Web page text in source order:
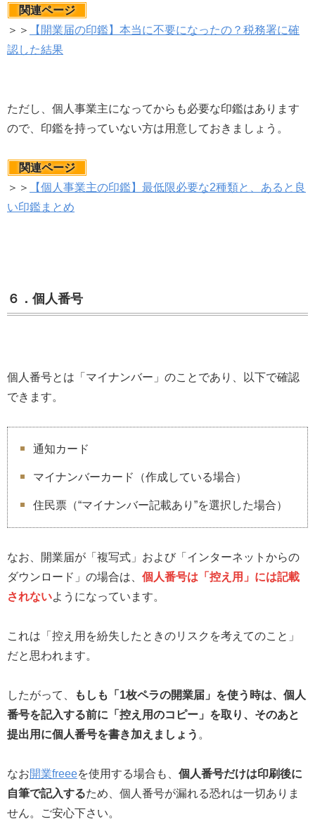
関連ページ
＞＞
【開業届の印鑑】本当に不要になったの？税務署に確
認した結果
ただし、個人事業主になってからも必要な印鑑はあります
ので、印鑑を持っていない方は用意しておきましょう。
関連ページ
＞＞
【個人事業主の印鑑】最低限必要な2種類と、あると良
い印鑑まとめ
６．個人番号
個人番号とは「マイナンバー」のことであり、以下で確認
できます。
通知カード
マイナンバーカード（作成している場合）
住民票（“マイナンバー記載あり”を選択した場合）
なお、開業届が「複写式」および「インターネットからの
ダウンロード」の場合は、 個人番号は「控え用」には記載
されないようになっています。
これは「控え用を紛失したときのリスクを考えてのこと」
だと思われます。
したがって、
もしも「1枚ペラの開業届」を使う時は、個人
番号を記入する前に「控え用のコピー」を取り、そのあと
提出用に個人番号を書き加えましょう 。
なお開業freeeを使用する場合も、 個人番号だけは印刷後に
自筆で記入するため、個人番号が漏れる恐れは一切ありま
せん。ご安心下さい。